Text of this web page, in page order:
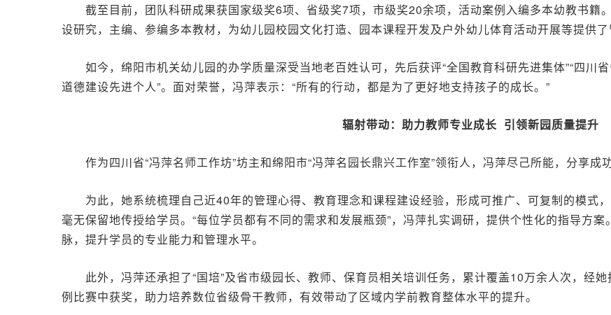
截至目前，团队科研成果获国家级奖6项、省级奖7项，市级奖20余项，活动案例入编多本幼教书籍
设研究，主编、参编多本教材，为幼儿园校园文化打造、园本课程开发及户外幼儿体育活动开展等提供了
如今，绵阳市机关幼儿园的办学质量深受当地老百姓认可，先后获评“全国教育科研先进集体”“四川
道德建设先进个人”。面对荣誉，冯萍表示：“所有的行动，都是为了更好地支持孩子的成长。”
辐射带动： 助力教师专业成长 引领新园质量提升
作为四川省“冯萍名师工作坊”坊主和绵阳市“冯萍名园长鼎兴工作室”领衔人，冯萍尽己所能，分享成
为此，她系统梳理自己近40年的管理心得、教育理念和课程建设经验，形成可推广、可复制的模式
毫无保留地传授给学员。“每位学员都有不同的需求和发展瓶颈”，冯萍扎实调研，提供个性化的指导方
脉，提升学员的专业能力和管理水平。
此外，冯萍还承担了“国培”及省市级园长、教师、保育员相关培训任务，累计覆盖10万余人次，经
例比赛中获奖，助力培养数位省级骨干教师，有效带动了区域内学前教育整体水平的提升。